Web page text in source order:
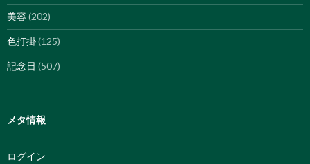
美容 (202)
色打掛(125)
記念日 (507)
メタ情報
ログイン